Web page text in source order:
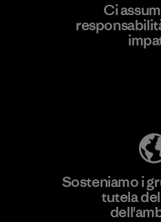
Scopri di più
Ci
Sosteniamo i
tutela